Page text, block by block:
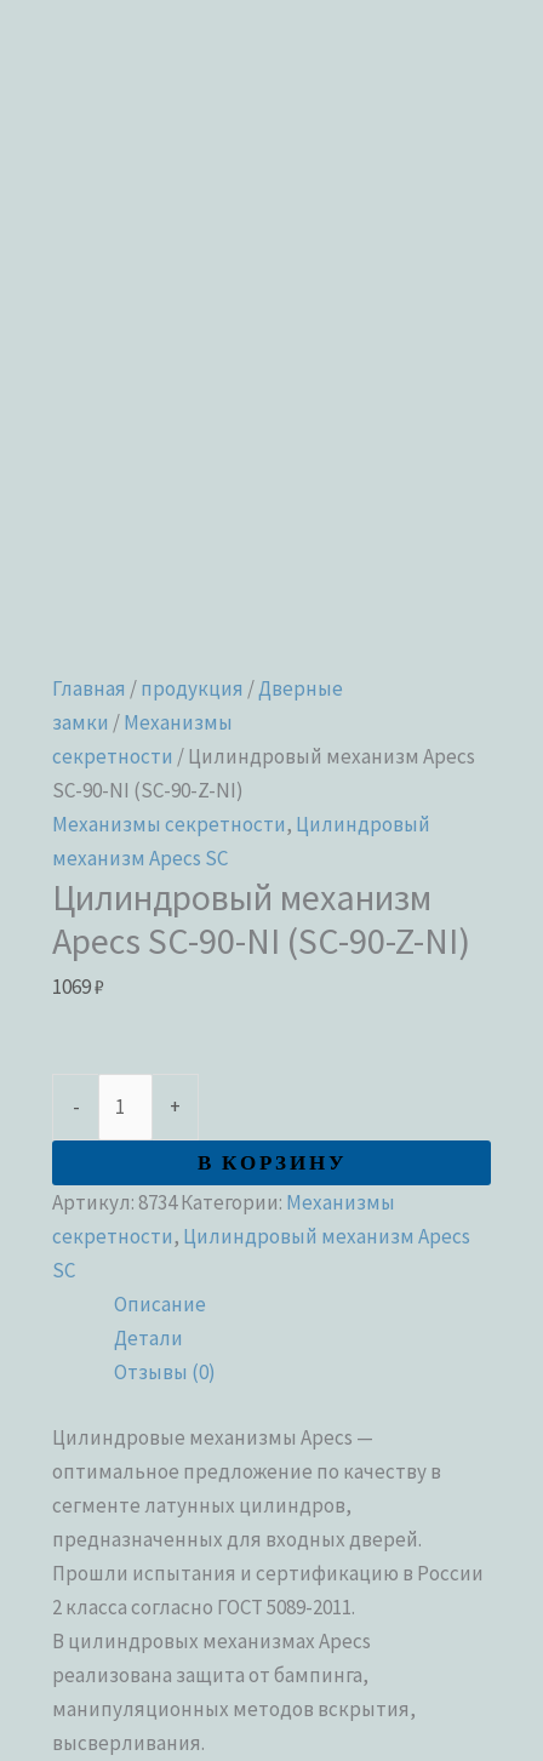
Главная /продукция /Дверные
замки /Механизмы
секретности / Цилиндровый механизм Apecs
SC-90-NI (SC-90-Z-NI)
Механизмы секретности, Цилиндровый
механизм Apecs SC
Цилиндровый механизм
Apecs SC-90-NI (SC-90-Z-NI)
1069₽
- +
В КОРЗИНУ
Артикул: 8734Категории: Механизмы
секретности, Цилиндровый механизм Apecs
SC
Описание
Детали
Отзывы (0)
Цилиндровые механизмы Apecs —
оптимальное предложение по качеству в
сегменте латунных цилиндров,
предназначенных для входных дверей.
Прошли испытания и сертификацию в России
2 класса согласно ГОСТ 5089-2011.
В цилиндровых механизмах Apecs
реализована защита от бампинга,
манипуляционных методов вскрытия,
высверливания.